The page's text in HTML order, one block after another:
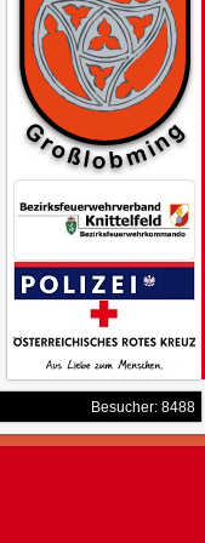
Besucher: 8488